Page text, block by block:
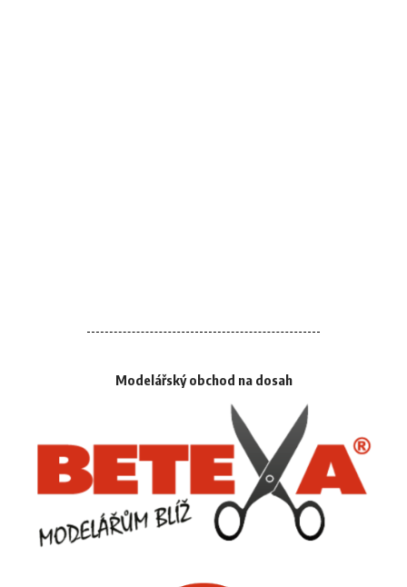
Modelářský obchod na dosah